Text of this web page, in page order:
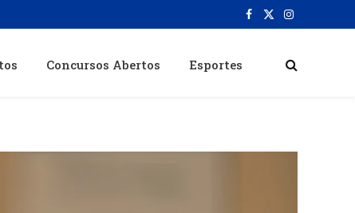
Facebook
X
Instagram
Concursos Abertos Esportes